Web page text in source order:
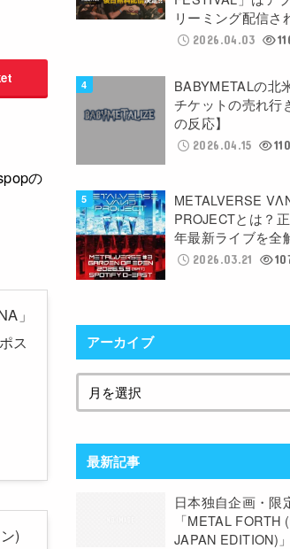
の
」
ス
)
リーミング配信さ
2026.04.03
BABYMETALの北
チケットの売れ
の反応】
2026.04.15
METALVERSE
PROJECTとは？
年最新ライブを全
2026.03.21
アーカイブ
最新記事
日本独自企画・限
「METAL FORTH
JAPAN EDITION)